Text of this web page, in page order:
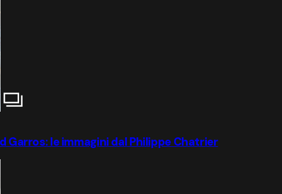
Garros: le immagini dal Philippe Chatrier